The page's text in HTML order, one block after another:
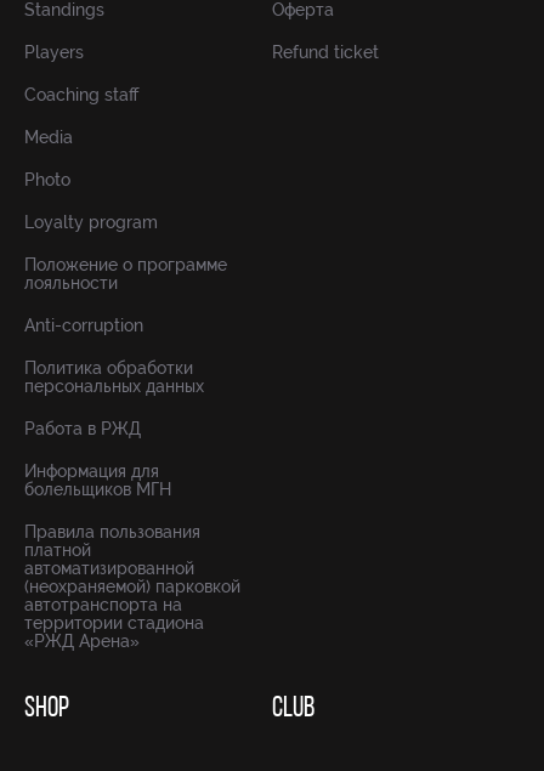
Standings
Players
Coaching staff
Media
Photo
Loyalty program
Положение о программе
лояльности
Anti-corruption
Политика обработки
персональных данных
Работа в РЖД
Информация для
болельщиков МГН
Правила пользования
платной
автоматизированной
(неохраняемой) парковкой
автотранспорта на
территории стадиона
«РЖД Арена»
Оферта
Refund ticket
SHOP CLUB